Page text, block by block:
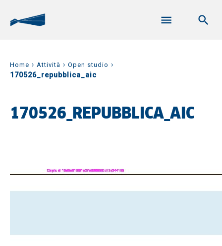
Home › Attività › Open studio ›
170526_repubblica_aic
170526_REPUBBLICA_AIC